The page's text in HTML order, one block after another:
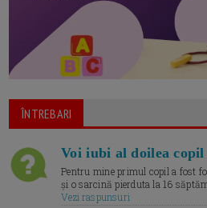
ÎNTREBARI
Voi iubi al doilea
Pentru mine primul copil a fost
și o sarcină pierduta la 16
Vezi raspunsuri